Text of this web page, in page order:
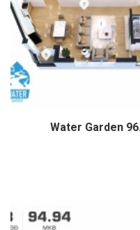
Дэлгэрэнгүй
Water Garden